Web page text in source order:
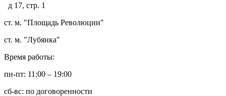
д 17, стр. 1
ст. м. "Площадь Революции"
ст. м. "Лубянка"
Время работы:
пн-пт: 11:00 – 19:00
сб-вс: по договоренности